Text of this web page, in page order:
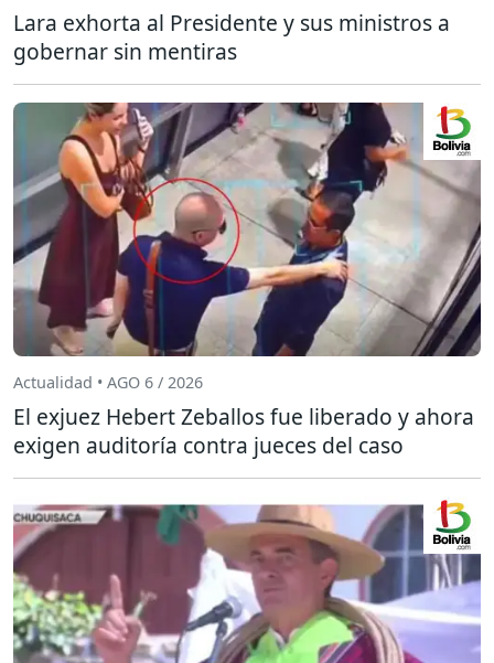
Lara exhorta al Presidente y sus ministros a
gobernar sin mentiras
Actualidad • AGO 6 / 2026
El exjuez Hebert Zeballos fue liberado y ahora
exigen auditoría contra jueces del caso